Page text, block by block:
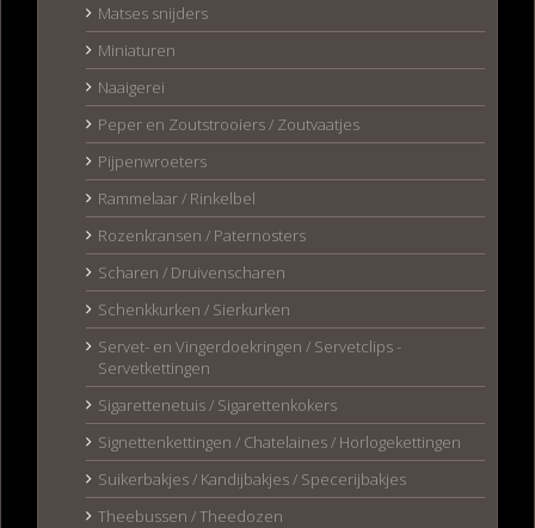
Matses snijders
Miniaturen
Naaigerei
Peper en Zoutstrooiers / Zoutvaatjes
Pijpenwroeters
Rammelaar / Rinkelbel
Rozenkransen / Paternosters
Scharen / Druivenscharen
Schenkkurken / Sierkurken
Servet- en Vingerdoekringen / Servetclips -
Servetkettingen
Sigarettenetuis / Sigarettenkokers
Signettenkettingen / Chatelaines / Horlogekettingen
Suikerbakjes / Kandijbakjes / Specerijbakjes
Theebussen / Theedozen